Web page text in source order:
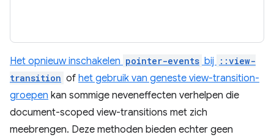
Het opnieuw inschakelen pointer-events bij
::view-
transition of het gebruik van geneste view-transition-
groepen kan sommige neveneffecten verhelpen die
document-scoped view-transitions met zich
meebrengen. Deze methoden bieden echter geen